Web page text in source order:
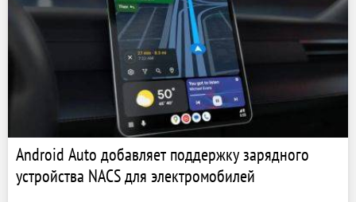
Android Auto добавляет поддержку зарядного
устройства NACS для электромобилей